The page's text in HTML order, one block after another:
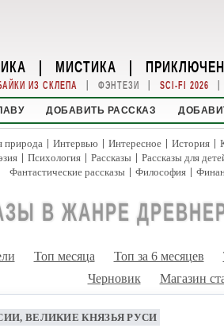
| МИСТИКА |
ИЗ СКЛЕПА | ФЭНТЕЗИ | SCI-FI 2026 |
ДОБАВИТЬ РАССКАЗ
природа | Интервью | Интересное | История |
| Психология | Рассказы | Рассказы для
Фантастические рассказы | Философия |
В ЖАНРЕ
Топ месяца Топ за 6 месяцев
Черновик
Магазин
ВЕЛИКИЕ КНЯЗЬЯ РУСИ